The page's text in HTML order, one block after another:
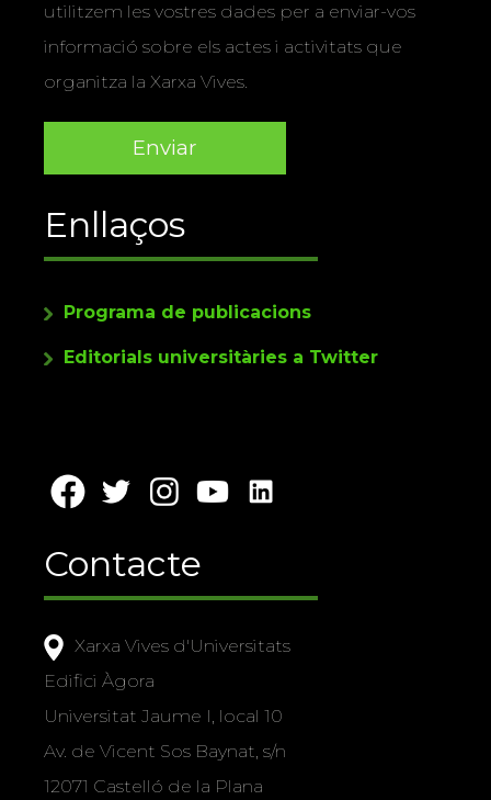
utilitzem les vostres dades per a enviar-vos
informació sobre els actes i activitats que
organitza la Xarxa Vives.
Enllaços
Programa de publicacions
Editorials universitàries a Twitter
Contacte
Xarxa Vives d'Universitats
Edifici Àgora
Universitat Jaume I, local 10
Av. de Vicent Sos Baynat, s/n
12071 Castelló de la Plana